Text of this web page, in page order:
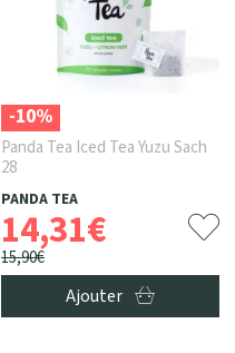
-10%
Panda Tea Iced Tea Yuzu Sach
28
PANDA TEA
14,31€
15,90€
Ajouter